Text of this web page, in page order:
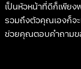
เป็นหัวหน้าที่ดีก็เพียง
รวมถึงตัวคุณเองก็จ
ช่วยคุณตอบคำถามข